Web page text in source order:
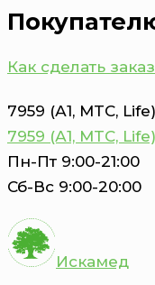
Как сделать
7959 (А1, MTC, Life)
7959 (А1, MTC, Life)
Пн-Пт 9:00-21:00
Сб-Вс 9:00-20:00
Искамед